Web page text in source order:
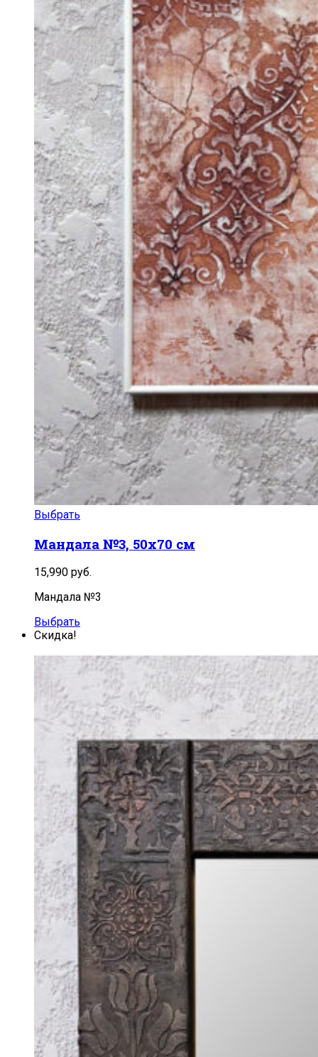
Выбрать
Мандала №3, 50х70 см
15,990 руб.
Мандала №3
Выбрать
Скидка!